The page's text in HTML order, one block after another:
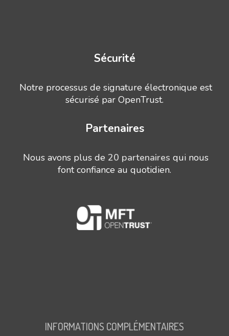
Sécurité
Notre processus de signature électronique est
sécurisé par OpenTrust.
Partenaires
Nous avons plus de 20 partenaires qui nous
font confiance au quotidien.
INFORMATIONS COMPLÉMENTAIRES